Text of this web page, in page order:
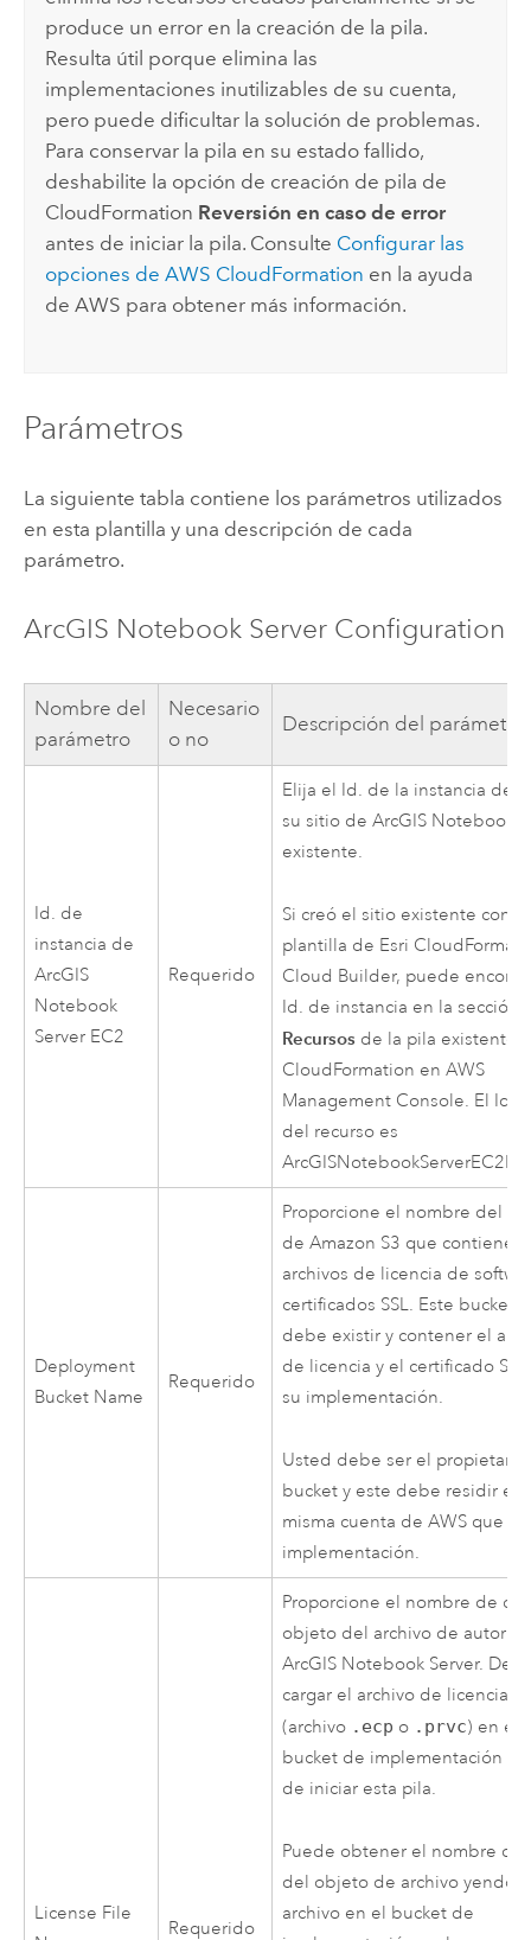
produce un error en la creación de la pila.
Resulta útil porque elimina las
implementaciones inutilizables de su cuenta,
pero puede dificultar la solución de problemas.
Para conservar la pila en su estado fallido,
deshabilite la opción de creación de pila de
CloudFormation Reversión en caso de error
antes de iniciar la pila. Consulte Configurar las
opciones deAWS CloudFormation en la ayuda
deAWS para obtener más información.
Parámetros
La siguiente tabla contiene los parámetros utilizados
en esta plantilla y una descripción de cada
parámetro.
ArcGIS Notebook ServerConfiguration
Nombre del
parámetro
Necesario
o no
Descripción del parámetro
Id. de
instancia de
ArcGIS
Notebook
Server EC2
Requerido
Elija el Id. de la instancia de
su sitio deArcGIS Notebook
existente.
Si creó el sitio existente con
plantilla de Esri
Cloud Builder, puede
Id. de instancia en la sección
Recursos de la pila existente
CloudFormation enAWS
Management Console. El Id.
del recurso es
Deployment
Bucket Name
Requerido
Proporcione el nombre del
deAmazon S3 que contiene
archivos de licencia de
certificados SSL. Este bucket
debe existir y contener el
de licencia y el certificado
su implementación.
Usted debe ser el
bucket y este debe residir en
misma cuenta deAWS que su
implementación.
License File
Requerido
Proporcione el nombre de
objeto del archivo de
ArcGIS Notebook Server.
cargar el archivo de licencia
(archivo .ecp o .prvc) en el
bucket de implementación
de iniciar esta pila.
Puede obtener el nombre de
del objeto de archivo yendo
archivo en el bucket de